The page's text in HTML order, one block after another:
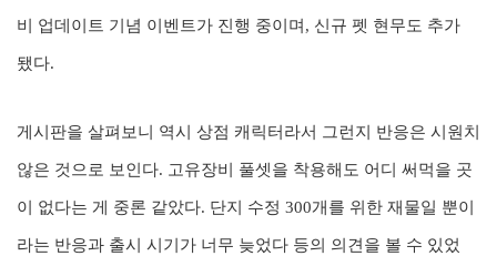
비 업데이트 기념 이벤트가 진행 중이며, 신규 펫 현무도 추가
됐다.
게시판을 살펴보니 역시 상점 캐릭터라서 그런지 반응은 시원치
않은 것으로 보인다. 고유장비 풀셋을 착용해도 어디 써먹을 곳
이 없다는 게 중론 같았다. 단지 수정 300개를 위한 재물일 뿐이
라는 반응과 출시 시기가 너무 늦었다 등의 의견을 볼 수 있었